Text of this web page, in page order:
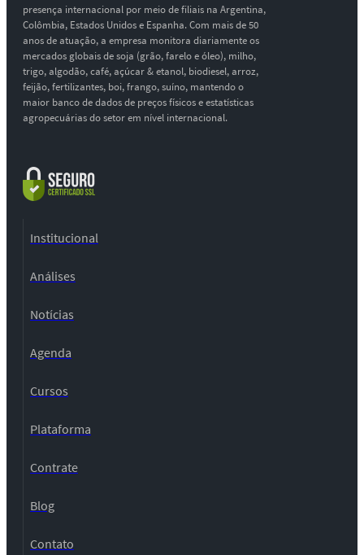
presença internacional por meio de filiais na Argentina,
Colômbia, Estados Unidos e Espanha. Com mais de 50
anos de atuação, a empresa monitora diariamente os
mercados globais de soja (grão, farelo e óleo), milho,
trigo, algodão, café, açúcar & etanol, biodiesel, arroz,
feijão, fertilizantes, boi, frango, suíno, mantendo o
maior banco de dados de preços físicos e estatísticas
agropecuárias do setor em nível internacional.
Institucional
Análises
Notícias
Agenda
Cursos
Plataforma
Contrate
Blog
Contato